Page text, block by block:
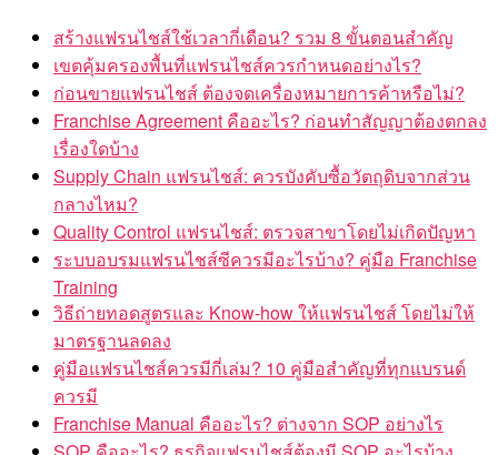
สร้างแฟรนไชส์ใช้เวลากี่เดือน? รวม 8 ขั้นตอนสำคัญ
เขตคุ้มครองพื้นที่แฟรนไชส์ควรกำหนดอย่างไร?
ก่อนขายแฟรนไชส์ ต้องจดเครื่องหมายการค้าหรือไม่?
Franchise Agreement คืออะไร? ก่อนทำสัญญาต้องตกลง
เรื่องใดบ้าง
Supply Chain แฟรนไชส์: ควรบังคับซื้อวัตถุดิบจากส่วน
กลางไหม?
Quality Control แฟรนไชส์: ตรวจสาขาโดยไม่เกิดปัญหา
ระบบอบรมแฟรนไชส์ซีควรมีอะไรบ้าง? คู่มือ Franchise
Training
วิธีถ่ายทอดสูตรและ Know-how ให้แฟรนไชส์ โดยไม่ให้
มาตรฐานลดลง
คู่มือแฟรนไชส์ควรมีกี่เล่ม? 10 คู่มือสำคัญที่ทุกแบรนด์
ควรมี
Franchise Manual คืออะไร? ต่างจาก SOP อย่างไร